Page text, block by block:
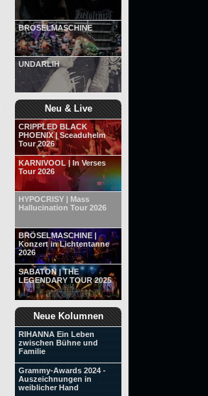
BRÖSELMASCHINE
UNDARLIH
Neu & Live
CRIPPLED BLACK
PHOENIX | Sceaduhelm
Tour 2026
KARNIVOOL | In Verses
Tour 2026
HYPOCRISY | Mass
Hallucination Tour 2026
BRÖSELMASCHINE |
Konzert in Lichtentanne
2026
SABATON | THE
LEGENDARY TOUR 2025
Neue Kolumnen
RIHANNA Ein Leben
zwischen Bühne und
Familie
Grammy-Awards 2024 -
Auszeichnungen in
weiblicher Hand